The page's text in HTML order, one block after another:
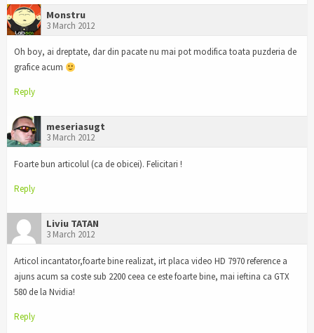
Monstru
3 March 2012
Oh boy, ai dreptate, dar din pacate nu mai pot modifica toata puzderia de
grafice acum
Reply
meseriasugt
3 March 2012
Foarte bun articolul (ca de obicei). Felicitari !
Reply
Liviu TATAN
3 March 2012
Articol incantator,foarte bine realizat, irt placa video HD 7970 reference a
ajuns acum sa coste sub 2200 ceea ce este foarte bine, mai ieftina ca GTX
580 de la Nvidia!
Reply